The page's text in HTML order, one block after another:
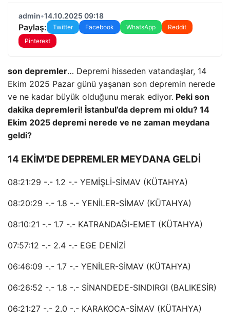
admin•14.10.2025 09:18
Paylaş: Twitter Facebook WhatsApp
Reddit
Pinterest
son depremler… Depremi hisseden vatandaşlar, 14
Ekim 2025 Pazar günü yaşanan son depremin nerede
ve ne kadar büyük olduğunu merak ediyor. Peki son
dakika depremleri! İstanbul’da deprem mi oldu? 14
Ekim 2025 depremi nerede ve ne zaman meydana
geldi?
14 EKİM’DE DEPREMLER MEYDANA GELDİ
08:21:29 -.- 1.2 -.- YEMİŞLİ-SİMAV (KÜTAHYA)
08:20:29 -.- 1.8 -.- YENİLER-SİMAV (KÜTAHYA)
08:10:21 -.- 1.7 -.- KATRANDAĞI-EMET (KÜTAHYA)
07:57:12 -.- 2.4 -.- EGE DENİZİ
06:46:09 -.- 1.7 -.- YENİLER-SİMAV (KÜTAHYA)
06:26:52 -.- 1.8 -.- SİNANDEDE-SINDIRGI (BALIKESİR)
06:21:27 -.- 2.0 -.- KARAKOCA-SİMAV (KÜTAHYA)